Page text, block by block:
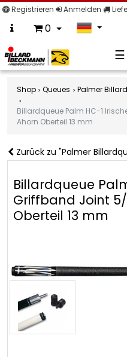
Registrieren Anmelden
0
☰
Shop Queues Palmer
Billardqueue Palm HC-1
Ahorn Oberteil 13 mm
Zurück zu "Palmer
Billardqueue
Griffband Joint 5/
Oberteil 13 mm